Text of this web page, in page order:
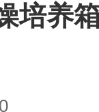
培养